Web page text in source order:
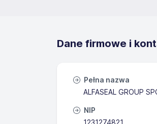
Dane firmowe i
Pełna nazwa
ALFASEAL GROUP
NIP
1231274821